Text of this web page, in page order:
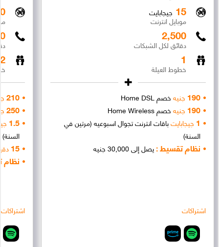
15 جيجابايت
موبايل انترنت
2,500
دقائق لكل الشبكات
1
خطوط العيلة
190 جنيهخصم Home DSL
190 جنيهخصم Home Wireless
1 جيجابايتباقات انترنت تجوال اسبوعيه (مرتين في
السنة)
نظام تقسيط :يصل إلى 30,000 جنيه
اشتراكات
2
210
250
1.5
السنة)
15
اشتراكات